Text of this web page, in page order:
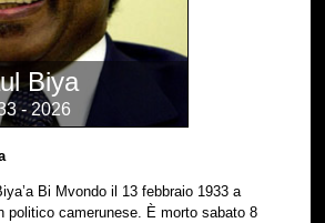
Biya
- 2026
Bi Mvondo il 13 febbraio 1933 a
politico camerunese. È morto sabato 8